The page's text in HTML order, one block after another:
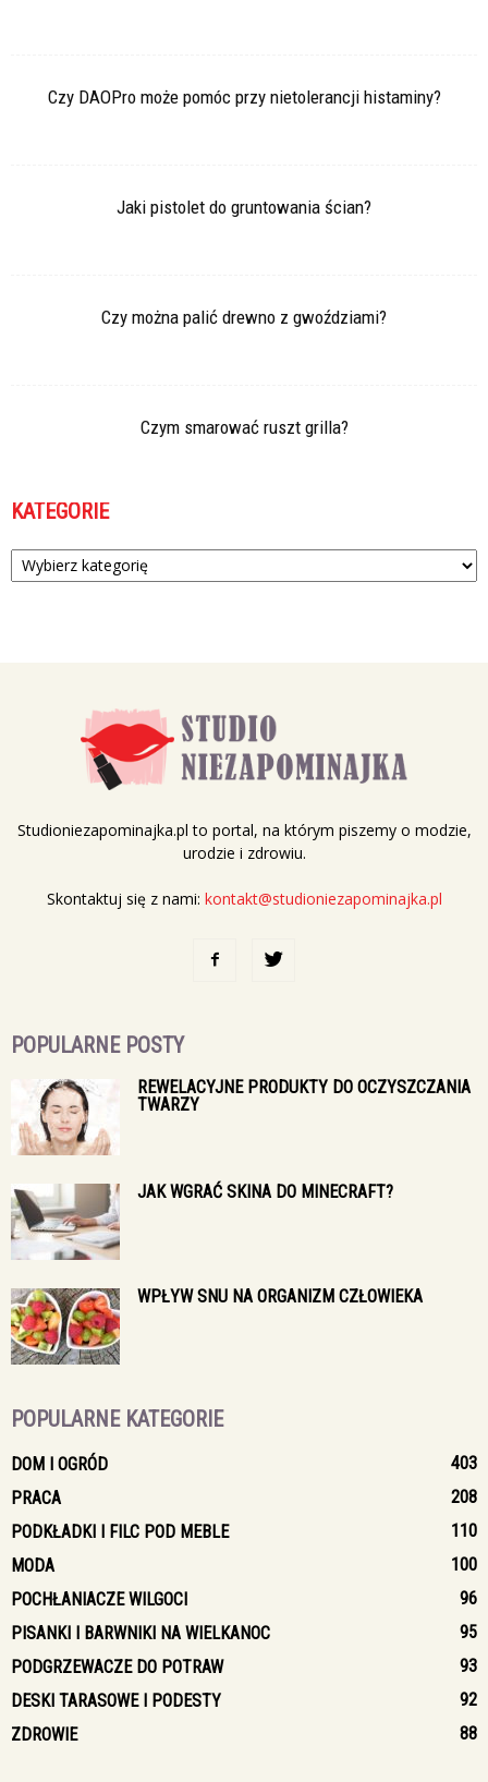
Czy DAOPro może pomóc przy nietolerancji histaminy?
Jaki pistolet do gruntowania ścian?
Czy można palić drewno z gwoździami?
Czym smarować ruszt grilla?
KATEGORIE
Kategorie
Studioniezapominajka.pl to portal, na którym piszemy o modzie,
urodzie i zdrowiu.
Skontaktuj się z nami: kontakt@studioniezapominajka.pl
POPULARNE POSTY
REWELACYJNE PRODUKTY DO OCZYSZCZANIA
TWARZY
JAK WGRAĆ SKINA DO MINECRAFT?
WPŁYW SNU NA ORGANIZM CZŁOWIEKA
POPULARNE KATEGORIE
DOM I OGRÓD
403
PRACA
208
PODKŁADKI I FILC POD MEBLE
110
MODA
100
POCHŁANIACZE WILGOCI
96
PISANKI I BARWNIKI NA WIELKANOC
95
PODGRZEWACZE DO POTRAW
93
DESKI TARASOWE I PODESTY
92
ZDROWIE
88